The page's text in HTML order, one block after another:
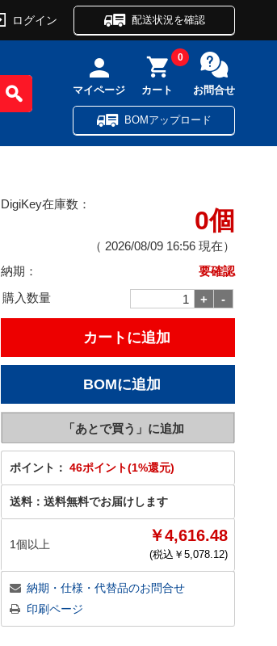
ログイン 配送状況を確認
マイページ カート
0
お問合せ
BOMアップロード
DigiKey在庫数：
0個
（ 2026/08/09 16:56 現在）
納期：
要確認
購入数量
ポイント： 46ポイント(1%還元)
送料： 送料無料でお届けします
1個以上 ￥4,616.48
(税込￥ 5,078.12)
納期・仕様・代替品のお問合せ
印刷ページ